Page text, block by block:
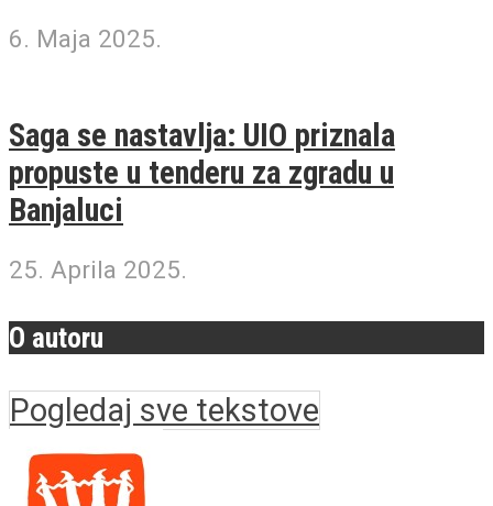
6. Maja 2025.
Saga se nastavlja: UIO priznala
propuste u tenderu za zgradu u
Banjaluci
25. Aprila 2025.
O autoru
Pogledaj sve tekstove